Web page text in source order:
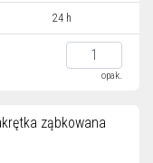
24 h
opak.
ząbkowana